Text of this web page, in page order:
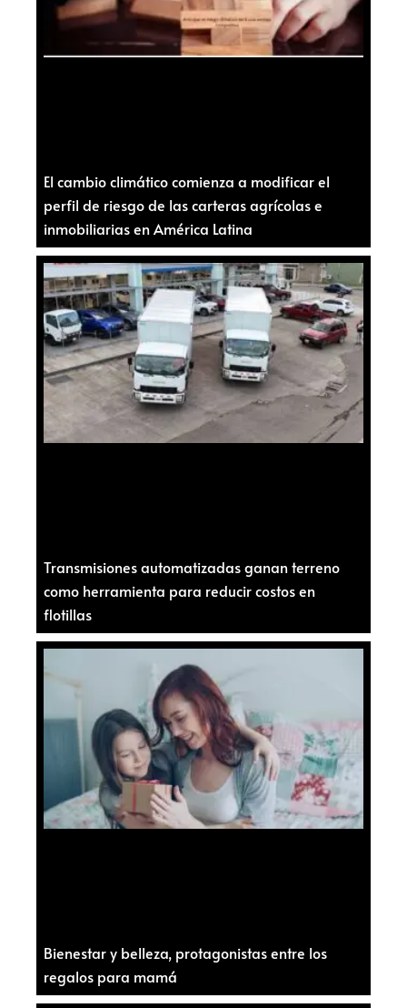
El cambio climático comienza a modificar el
perfil de riesgo de las carteras agrícolas e
inmobiliarias en América Latina
Transmisiones automatizadas ganan terreno
como herramienta para reducir costos en
flotillas
Bienestar y belleza, protagonistas entre los
regalos para mamá